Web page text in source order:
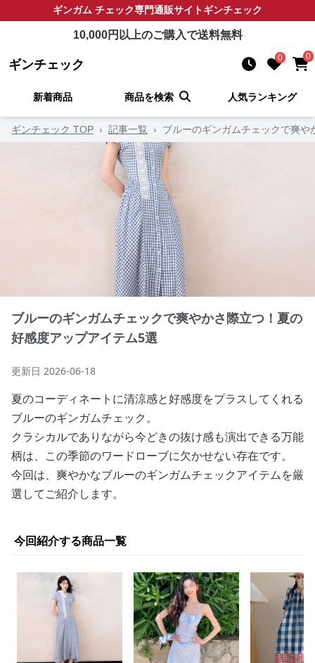
ギンガム チェック専門通販サイトギンチェック
10,000円以上のご購入で送料無料
ギンチェック 0 0
新着商品 商品を検索 人気ランキング
ギンチェック TOP › 記事一覧 › ブルーのギンガムチェックで爽
ブルーのギンガムチェックで爽やかさ際立つ！夏の
好感度アップアイテム5選
更新日 2026-06-18
夏のコーディネートに清涼感と好感度をプラスしてくれる
ブルーのギンガムチェック。
クラシカルでありながら今どきの抜け感も演出できる万能
柄は、この季節のワードローブに欠かせない存在です。
今回は、爽やかなブルーのギンガムチェックアイテムを厳
選してご紹介します。
今回紹介する商品一覧